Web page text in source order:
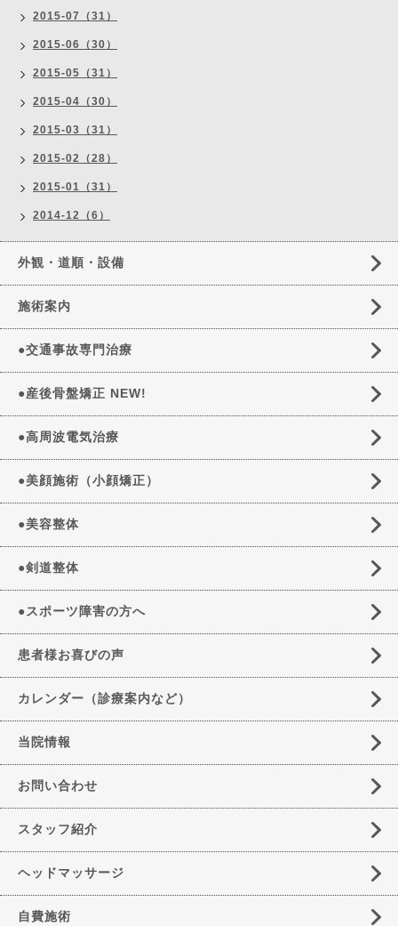
2015-07（31）
2015-06（30）
2015-05（31）
2015-04（30）
2015-03（31）
2015-02（28）
2015-01（31）
2014-12（6）
外観・道順・設備
施術案内
●交通事故専門治療
●産後骨盤矯正 NEW!
●高周波電気治療
●美顔施術（小顔矯正）
●美容整体
●剣道整体
●スポーツ障害の方へ
患者様お喜びの声
カレンダー（診療案内など）
当院情報
お問い合わせ
スタッフ紹介
ヘッドマッサージ
自費施術